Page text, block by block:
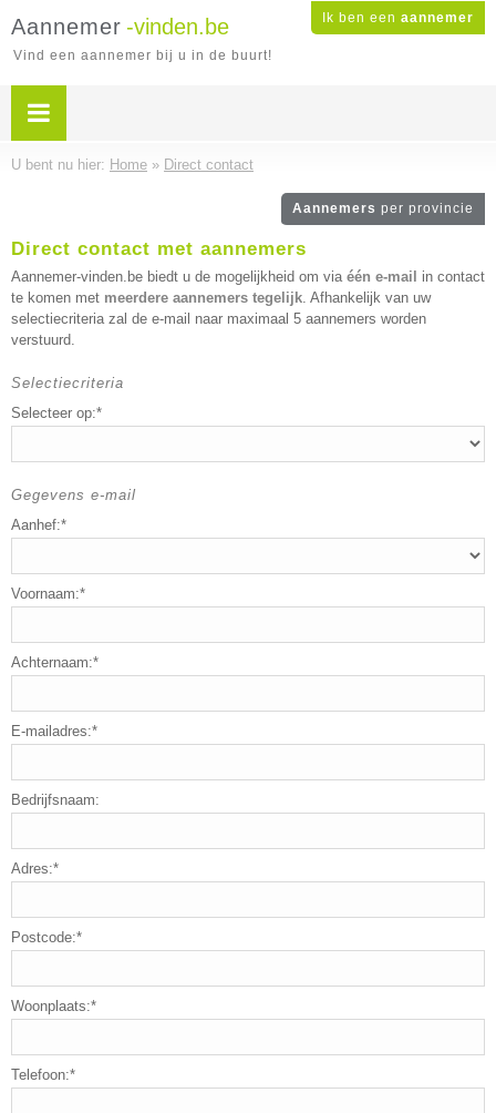
Ik ben een aannemer
Aannemer -vinden.be
Vind een aannemer bij u in de buurt!
U bent nu hier: Home » Direct contact
Aannemers per provincie
Direct contact met aannemers
Aannemer-vinden.be biedt u de mogelijkheid om via één e-mail
in contact
te komen met meerdere aannemers tegelijk. Afhankelijk van uw
selectiecriteria zal de e-mail naar maximaal 5 aannemers worden
verstuurd.
Selectiecriteria
Selecteer op:*
Gegevens e-mail
Aanhef:*
Voornaam:*
Achternaam:*
E-mailadres:*
Bedrijfsnaam:
Adres:*
Postcode:*
Woonplaats:*
Telefoon:*